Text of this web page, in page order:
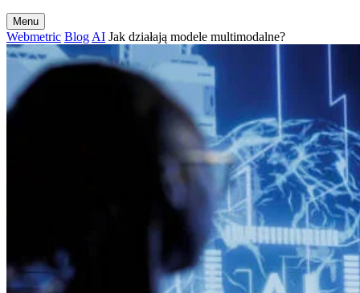
Menu
Webmetric Blog AI Jak działają modele multimodalne?